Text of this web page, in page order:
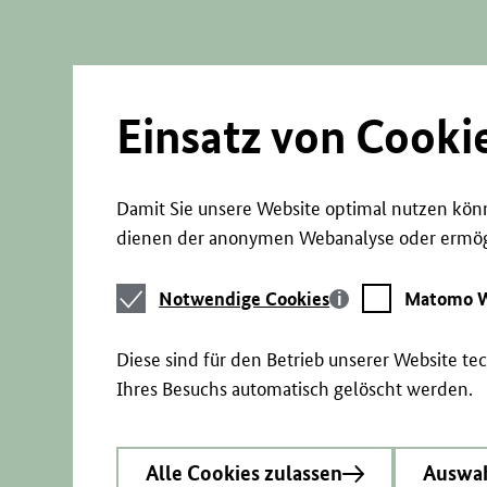
Einsatz von
Damit Sie unsere Website optimal nutzen
dienen der anonymen Webanalyse oder
Notwendige
Cookies
Notwendige Cookies
Matomo
Webstatistik
Matomo
Diese sind für den Betrieb unserer Website
Ihres Besuchs automatisch gelöscht werden.
Alle Cookies zulassen